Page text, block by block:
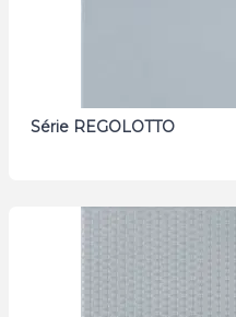
Série REGOLOTTO